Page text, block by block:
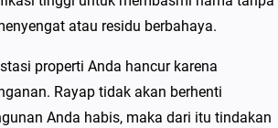
atau residu berbahaya.
properti Anda hancur karena
Rayap tidak akan berhenti
Anda habis, maka dari itu tindakan